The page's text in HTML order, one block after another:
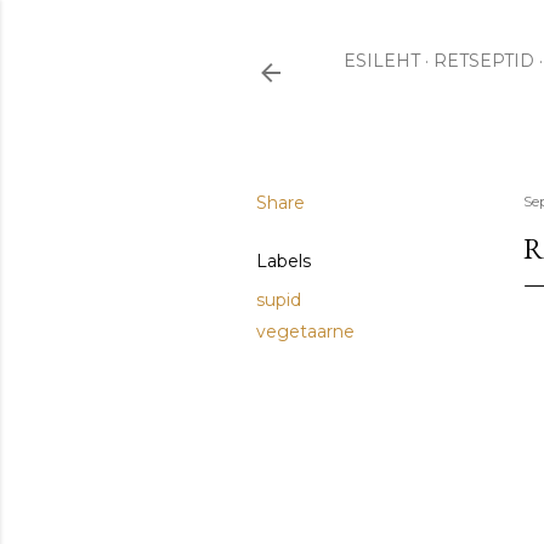
ESILEHT RETSEPTID
Share
Labels
supid
vegetaarne